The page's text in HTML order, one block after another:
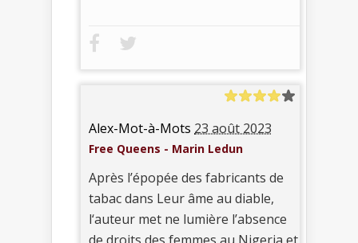
Alex-Mot-à-Mots 23 août 2023
Free Queens - Marin Ledun
Après l’épopée des fabricants de
tabac dans Leur âme au diable,
l‘auteur met ne lumière l’absence